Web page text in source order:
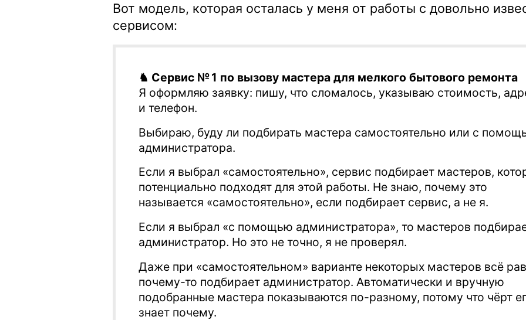
Вот модель, которая осталась у меня от работы с довольно
сервисом:
♞ Сервис № 1 по вызову мастера для мелкого бытового ремонта
Я оформляю заявку: пишу, что сломалось, указываю стоимость,
и телефон.
Выбираю, буду ли подбирать мастера самостоятельно или с
администратора.
Если я выбрал «самостоятельно», сервис подбирает мастеров,
потенциально подходят для этой работы. Не знаю, почему это
называется «самостоятельно», если подбирает сервис, а не я.
Если я выбрал «с помощью администратора», то мастеров
администратор. Но это не точно, я не проверял.
Даже при «самостоятельном» варианте некоторых мастеров всё
почему-то подбирает администратор. Автоматически и вручную
подобранные мастера показываются по-разному, потому что чёрт
знает почему.